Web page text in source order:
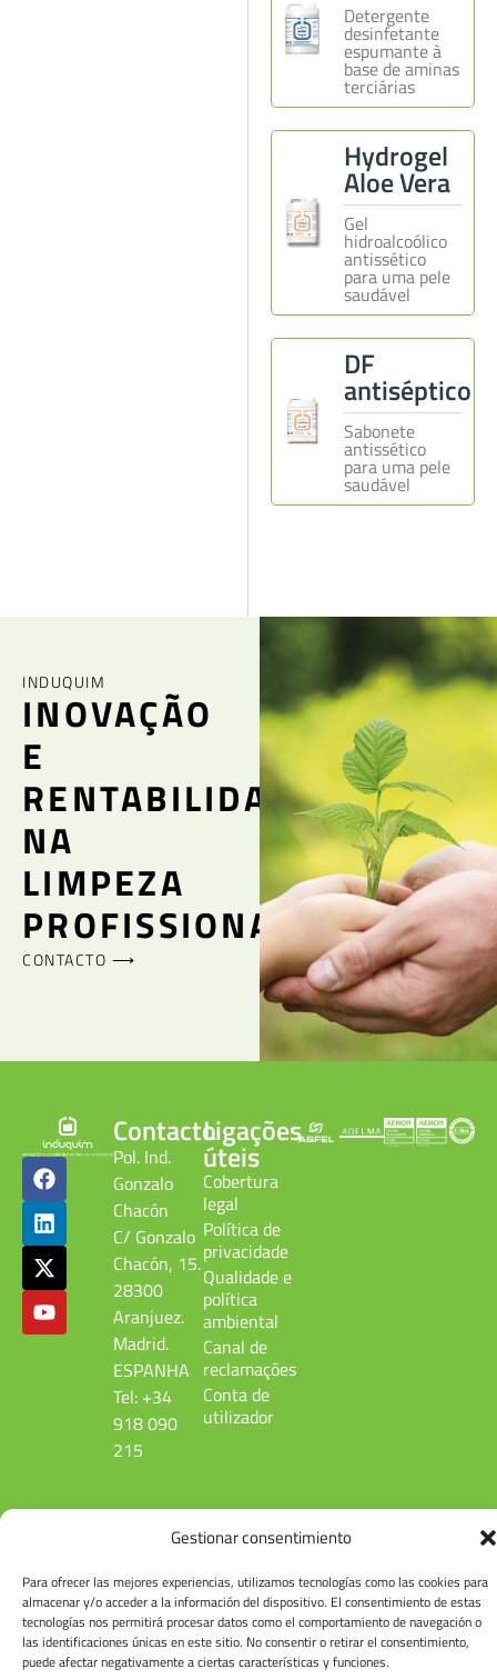
Gestionar consentimiento
Para ofrecer las mejores experiencias, utilizamos tecnologías como las cookies para
almacenar y/o acceder a la información del dispositivo. El consentimiento de estas
tecnologías nos permitirá procesar datos como el comportamiento de navegación o
las identificaciones únicas en este sitio. No consentir o retirar el consentimiento,
puede afectar negativamente a ciertas características y funciones.
Detergente
desinfetante
espumante à
base de aminas
terciárias
Hydrogel
Aloe Vera
Gel
hidroalcoólico
antissético
para uma pele
saudável
DF
antiséptico
Sabonete
antissético
para uma pele
saudável
INDUQUIM
INOVAÇÃO
E
RENTABILIDADE
NA
LIMPEZA
PROFISSIONAL
CONTACTO ⟶
Contacto
Pol. Ind.
Gonzalo
Chacón
C/ Gonzalo
Chacón, 15.
28300
Aranjuez.
Madrid.
ESPANHA
Tel: +34
918 090
215
Ligações
úteis
Cobertura
legal
Política de
privacidade
Qualidade e
política
ambiental
Canal de
reclamações
Conta de
utilizador